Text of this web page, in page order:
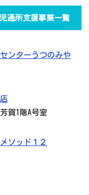
通所支援事業一覧
ンターうつのみや
賀1階A号室
ソッド１２